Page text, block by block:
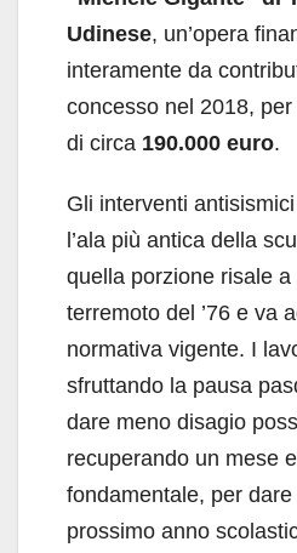
Udinese, un’opera
interamente da
concesso nel 2018,
di circa 190.000 euro.
Gli interventi
l’ala più antica della
quella porzione risale a
terremoto del ’76 e va
normativa vigente. I
sfruttando la pausa
dare meno disagio
recuperando un mese
fondamentale, per
prossimo anno